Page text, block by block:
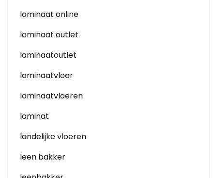
laminaat online
laminaat outlet
laminaatoutlet
laminaatvloer
laminaatvloeren
laminat
landelijke vloeren
leen bakker